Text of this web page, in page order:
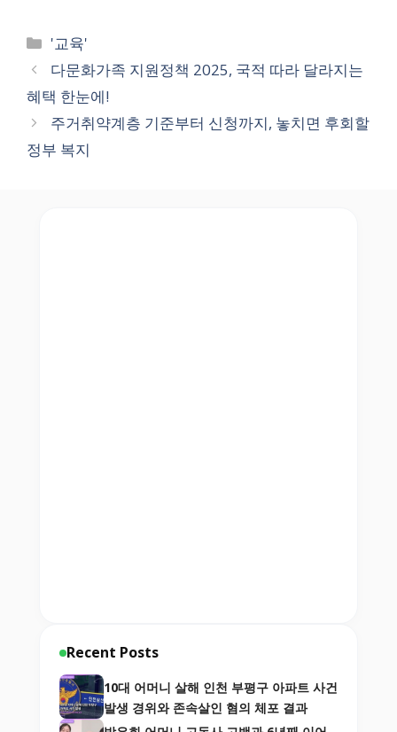
Categories
'교육'
다문화가족 지원정책 2025, 국적 따라 달라지는
혜택 한눈에!
주거취약계층 기준부터 신청까지, 놓치면 후회할
정부 복지
Recent Posts
10대 어머니 살해 인천 부평구 아파트 사건
발생 경위와 존속살인 혐의 체포 결과